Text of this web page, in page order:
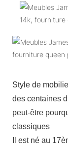
Style de
des centaines
peut-être
classiques
Il est né au